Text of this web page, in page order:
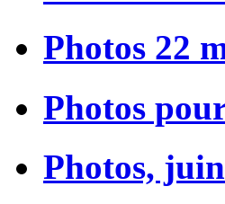
Photos 22
Photos
Photos,